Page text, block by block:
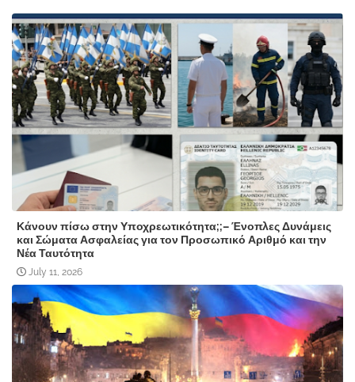
Κάνουν πίσω στην Υποχρεωτικότητα;;– Ένοπλες Δυνάμεις
και Σώματα Ασφαλείας για τον Προσωπικό Αριθμό και την
Νέα Ταυτότητα
July 11, 2026